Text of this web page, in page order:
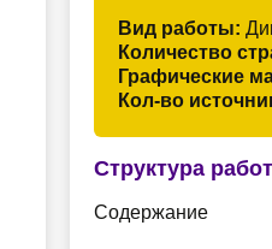
Вид работы:
Количество
Графические
Кол-во
Структура
Содержание